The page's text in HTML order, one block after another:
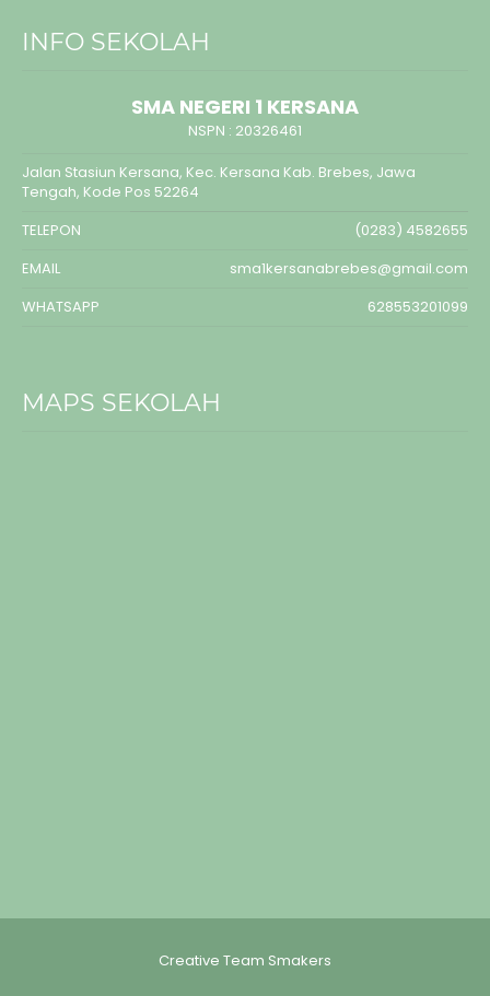
INFO SEKOLAH
SMA NEGERI 1 KERSANA
NSPN : 20326461
Jalan Stasiun Kersana, Kec. Kersana Kab. Brebes, Jawa
Tengah, Kode Pos 52264
TELEPON
(0283) 4582655
EMAIL
sma1kersanabrebes@gmail.com
WHATSAPP
628553201099
MAPS SEKOLAH
Creative Team Smakers